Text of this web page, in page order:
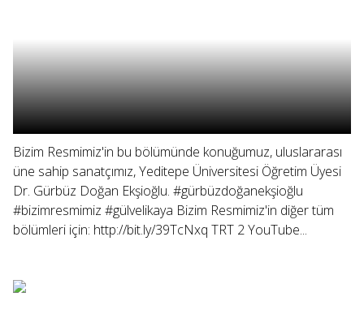
Bizim Resmimiz'in bu bölümünde konuğumuz, uluslararası
üne sahip sanatçımız, Yeditepe Üniversitesi Öğretim Üyesi
Dr. Gürbüz Doğan Ekşioğlu. #gürbüzdoğanekşioğlu
#bizimresmimiz #gülvelikaya Bizim Resmimiz'in diğer tüm
bölümleri için: http://bit.ly/39TcNxq TRT 2 YouTube...